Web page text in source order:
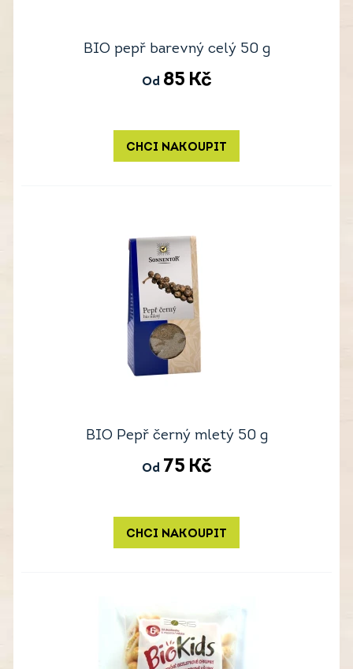
BIO pepř barevný celý 50 g
Od 85 Kč
CHCI NAKOUPIT
BIO Pepř černý mletý 50 g
Od 75 Kč
CHCI NAKOUPIT